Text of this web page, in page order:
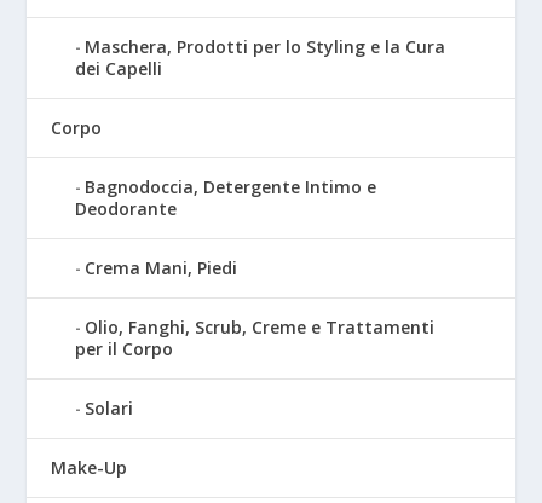
Maschera, Prodotti per lo Styling e la Cura
dei Capelli
Corpo
Bagnodoccia, Detergente Intimo e
Deodorante
Crema Mani, Piedi
Olio, Fanghi, Scrub, Creme e Trattamenti
per il Corpo
Solari
Make-Up